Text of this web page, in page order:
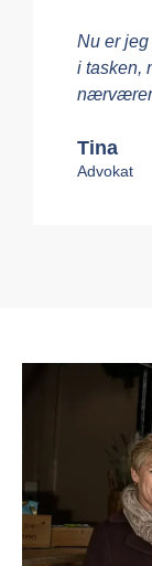
Nu er
i tasken,
Tina
Advokat